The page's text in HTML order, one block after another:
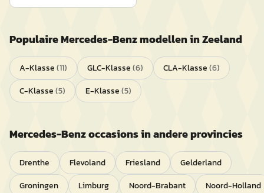
PopulaireMercedes-Benzmodellen inZeeland
A-Klasse(11) GLC-Klasse(6) CLA-Klasse(6)
C-Klasse(5) E-Klasse(5)
Mercedes-Benzoccasions in andere provincies
Drenthe Flevoland Friesland
Gelderland
Groningen
Limburg Noord-Brabant
Noord-Holland